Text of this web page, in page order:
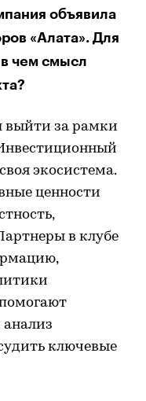
объявила
«Алата». Для
чем смысл
выйти за рамки
экосистема.
ценности
в клубе
анализ
ключевые